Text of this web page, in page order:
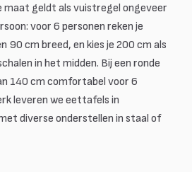
maat geldt als vuistregel ongeveer
voor 6 personen reken je
90 cm breed, en kies je 200 cm als
in het midden. Bij een ronde
140 cm comfortabel voor 6
leveren we eettafels in
diverse onderstellen in staal of